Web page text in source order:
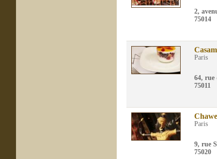
2,
75014
Paris
64, rue
75011
Paris
9, rue
75020